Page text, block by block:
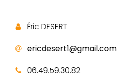
Éric DESERT
ericdesert1@gmail.com
06.49.59.30.82